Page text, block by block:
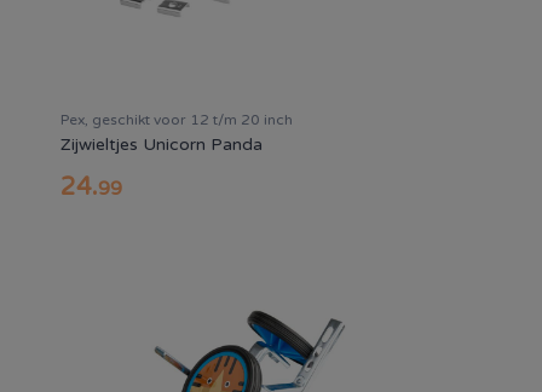
Pex, geschikt voor 12 t/m 20 inch
Zijwieltjes Unicorn Panda
24.99